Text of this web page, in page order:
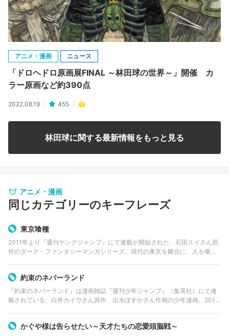
アニメ・漫画 ニュース
「ドロヘドロ原画展FINAL ～林田球の世界～」開催 カ
ラー原画など約390点
2022.08.19 455
林田球に関する最新情報をもっと見る
アニメ・漫画
同じカテゴリーのキーフレーズ
東京喰種
2011年より『週刊ヤングジャンプ』にて連載が開始された、石田スイさん原
作のダーク・ファンタジーマンガシリーズ。現代の東京を舞台に、人を喰ら
約束のネバーランド
『約束のネバーランド』は漫画雑誌『週刊少年ジャンプ』（集英社）にて連
載されている、白井カイウさん原作、出水ぽすかさん作画の少年漫画。2017
かぐや様は告らせたい～天才たちの恋愛頭脳戦～